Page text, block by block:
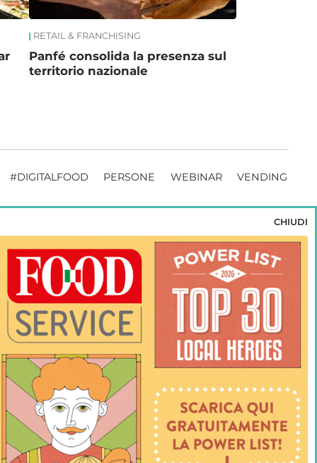
RETAIL & FRANCHISING
Panfé consolida la presenza sul
territorio nazionale
#DIGITALFOOD PERSONE WEBINAR VENDING
riservati
CHIUDI